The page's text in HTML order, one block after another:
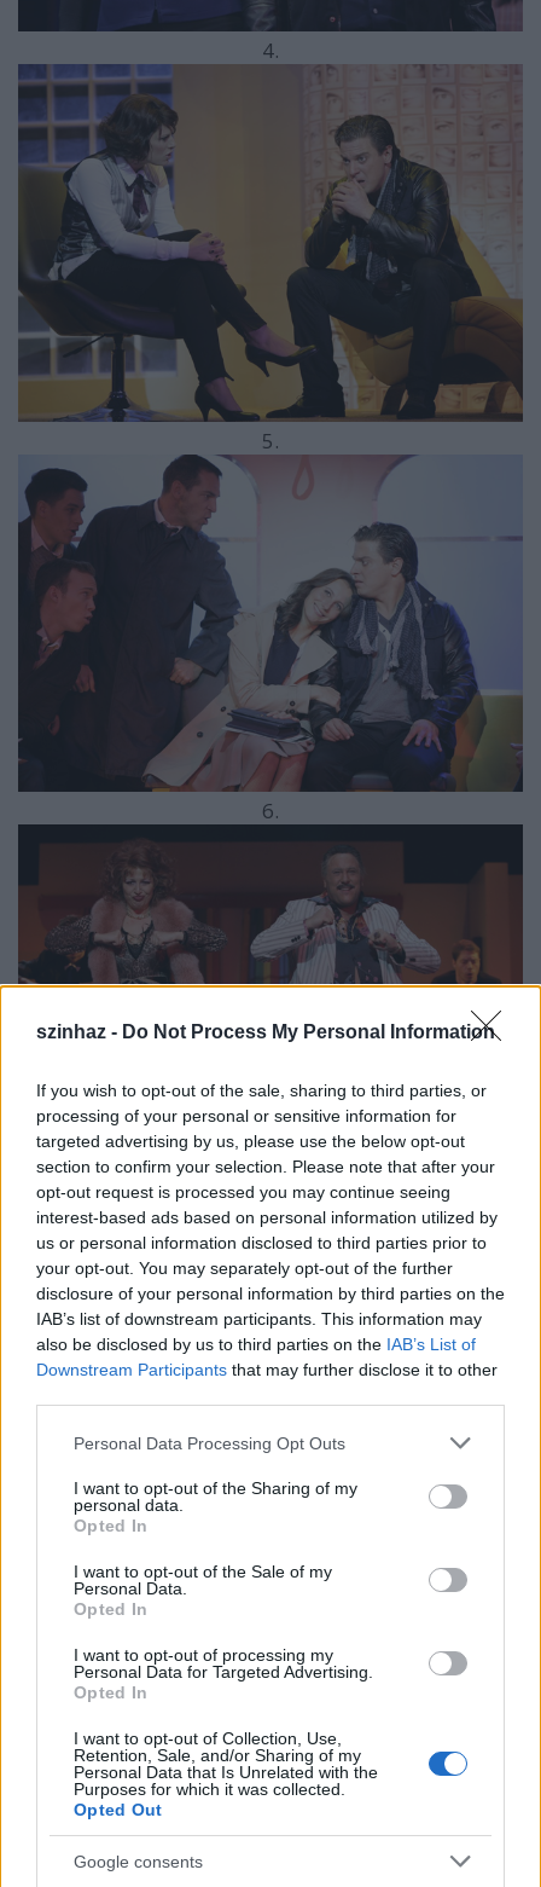
szinhaz - Do Not Process My Personal Information
If you wish to opt-out of the sale, sharing to third parties, or
processing of your personal or sensitive information for
targeted advertising by us, please use the below opt-out
section to confirm your selection. Please note that after your
opt-out request is processed you may continue seeing
interest-based ads based on personal information utilized by
us or personal information disclosed to third parties prior to
your opt-out. You may separately opt-out of the further
disclosure of your personal information by third parties on the
IAB’s list of downstream participants. This information may
also be disclosed by us to third parties on the IAB’s List of
Downstream Participants that may further disclose it to other
Please note that this website/app uses one or more Google
not limited to your visit or usage behaviour. You may click to
grant or deny consent to Google and its third-party tags to
use your data for below specified purposes in below Google
consent section.
Personal Data Processing Opt Outs
I want to opt-out of the Sharing of my
personal data.
Opted In
I want to opt-out of the Sale of my
Personal Data.
Opted In
I want to opt-out of processing my
Personal Data for Targeted Advertising.
Opted In
I want to opt-out of Collection, Use,
Retention, Sale, and/or Sharing of my
Personal Data that Is Unrelated with the
Purposes for which it was collected.
Opted Out
Google consents
4.
5.
6.
7.